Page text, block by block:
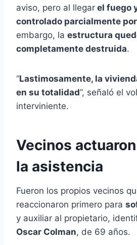
aviso, pero al llegar el fuego
controlado parcialmente
embargo, la estructura
completamente destruida.
“Lastimosamente, la
en su totalidad”, señaló el
interviniente.
Vecinos
la asistencia
Fueron los propios vecinos
reaccionaron primero para
y auxiliar al propietario,
Oscar Colman, de 69 años.